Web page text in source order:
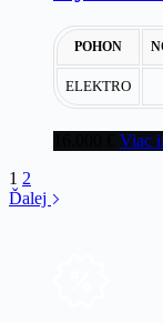
POHON
ELEKTRO
Viac
1 2
Ďalej